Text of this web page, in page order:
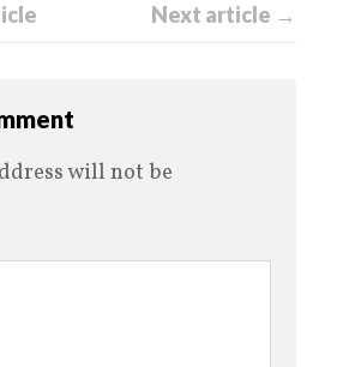
Next article →
will not be